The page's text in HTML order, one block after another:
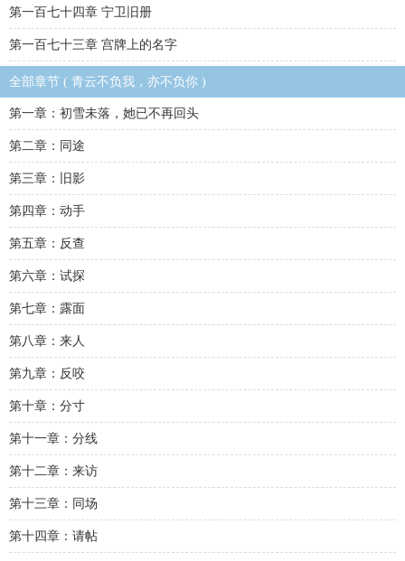
第一百七十四章 宁卫旧册
第一百七十三章 宫牌上的名字
全部章节 ( 青云不负我，亦不负你 )
第一章：初雪未落，她已不再回头
第二章：同途
第三章：旧影
第四章：动手
第五章：反查
第六章：试探
第七章：露面
第八章：来人
第九章：反咬
第十章：分寸
第十一章：分线
第十二章：来访
第十三章：同场
第十四章：请帖